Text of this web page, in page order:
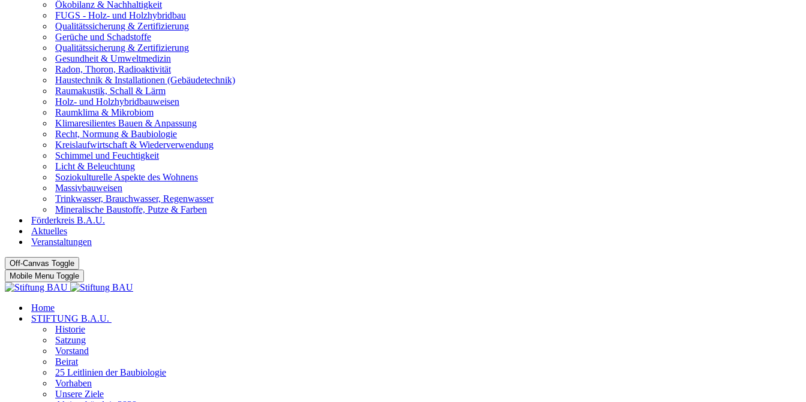
Ökobilanz & Nachhaltigkeit
FUGS - Holz- und Holzhybridbau
Qualitätssicherung & Zertifizierung
Gerüche und Schadstoffe
Qualitätssicherung & Zertifizierung
Gesundheit & Umweltmedizin
Radon, Thoron, Radioaktivität
Haustechnik & Installationen (Gebäudetechnik)
Raumakustik, Schall & Lärm
Holz- und Holzhybridbauweisen
Raumklima & Mikrobiom
Klimaresilientes Bauen & Anpassung
Recht, Normung & Baubiologie
Kreislaufwirtschaft & Wiederverwendung
Schimmel und Feuchtigkeit
Licht & Beleuchtung
Soziokulturelle Aspekte des Wohnens
Massivbauweisen
Trinkwasser, Brauchwasser, Regenwasser
Mineralische Baustoffe, Putze & Farben
Förderkreis B.A.U.
Aktuelles
Veranstaltungen
Off-Canvas Toggle
Mobile Menu Toggle
Home
STIFTUNG B.A.U.
Historie
Satzung
Vorstand
Beirat
25 Leitlinien der Baubiologie
Vorhaben
Unsere Ziele